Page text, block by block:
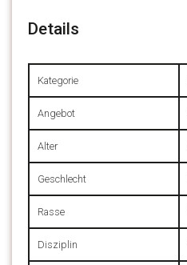
Details
Kategorie
Angebot
Alter
Geschlecht
Rasse
Disziplin